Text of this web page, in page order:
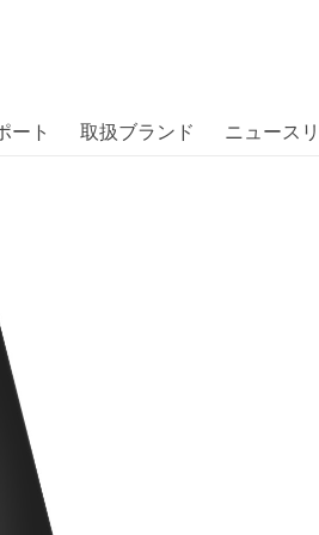
「ユニークな商品」「機能的な
ート 取扱ブランド ニュース